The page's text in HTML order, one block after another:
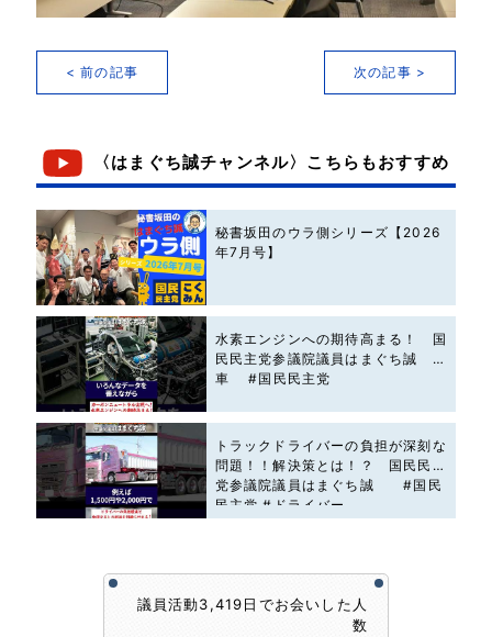
< 前の記事 次の記事 >
〈はまぐち誠チャンネル〉こちらもおすすめ
秘書坂田のウラ側シリーズ【2026
年7月号】
水素エンジンへの期待高まる！ 国
民民主党参議院議員はまぐち誠 #
車 #国民民主党
トラックドライバーの負担が深刻な
問題！！解決策とは！？ 国民民主
党参議院議員はまぐち誠 #国民
民主党 #ドライバー
議員活動3,419日でお会いした人
数